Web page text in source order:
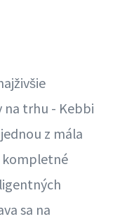
na trhu - Kebbi
z mála
kompletné
sa na